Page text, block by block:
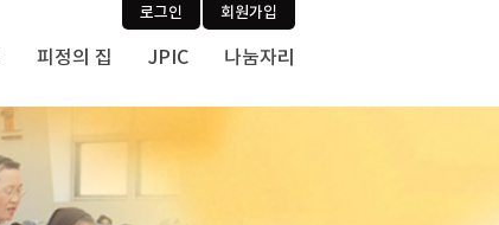
로그인 회원가입
피정의 집 JPIC 나눔자리